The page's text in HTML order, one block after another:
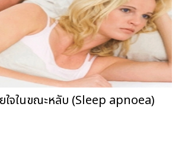
ใจในขณะหลับ (Sleep apnoea)